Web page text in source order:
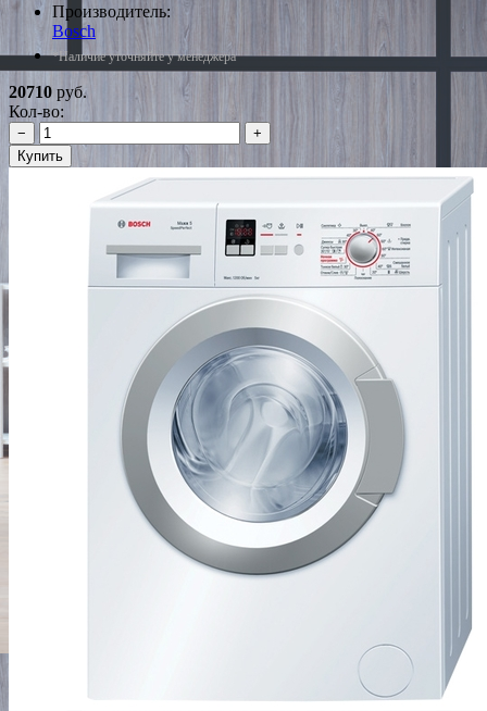
Производитель:
Bosch
*Наличие уточняйте у менеджера
20710 руб.
Кол-во:
−
+
Купить